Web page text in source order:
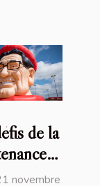
de la
novembre